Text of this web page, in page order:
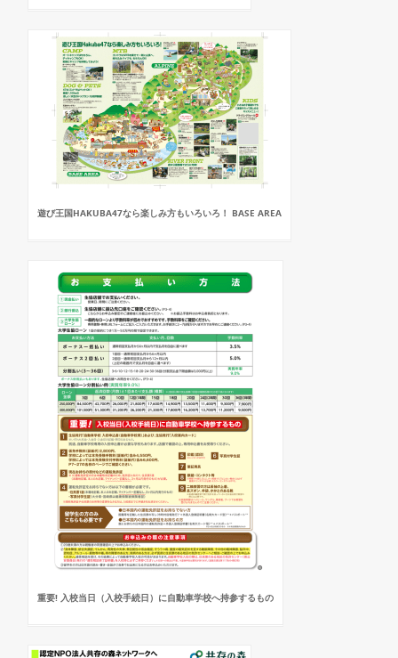
遊び王国HAKUBA47なら楽しみ方もいろいろ！ BASE AREA
重要! 入校当日（入校手続日）に自動車学校へ持参するもの